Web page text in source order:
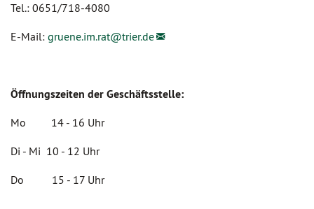
Tel.: 0651/718-4080
E-Mail: gruene.im.rat@trier.de
Öffnungszeiten der Geschäftsstelle:
Mo 14 - 16 Uhr
Di - Mi 10 - 12 Uhr
Do 15 - 17 Uhr